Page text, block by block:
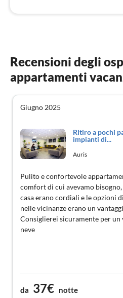
Recensioni degli
appartamenti
Giugno 2025
Ritiro a pochi
impianti di...
Auris
Pulito e confortevole
comfort di cui avevamo
casa erano cordiali e le opzioni
nelle vicinanze erano un
Consiglierei sicuramente per un
neve
da 37€ notte